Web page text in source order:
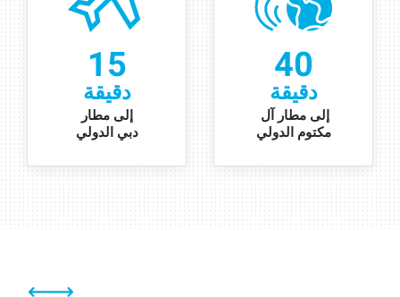
15
دقيقة
إلى مطار
دبي الدولي
40
دقيقة
إلى مطار آل
مكتوم الدولي